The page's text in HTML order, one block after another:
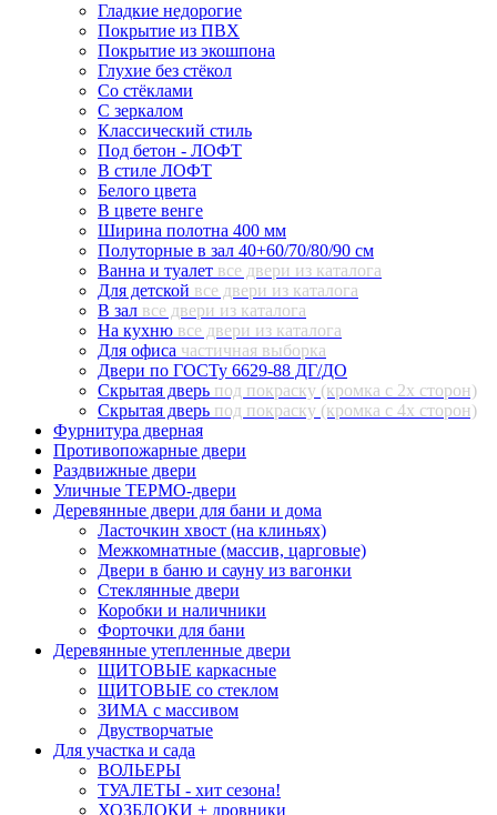
Гладкие недорогие
Покрытие из ПВХ
Покрытие из экошпона
Глухие без стёкол
Со стёклами
С зеркалом
Классический стиль
Под бетон - ЛОФТ
В стиле ЛОФТ
Белого цвета
В цвете венге
Ширина полотна 400 мм
Полуторные в зал 40+60/70/80/90 см
Ванна и туалет все двери из каталога
Для детской все двери из каталога
В зал все двери из каталога
На кухню все двери из каталога
Для офиса частичная выборка
Двери по ГОСТу 6629-88 ДГ/ДО
Скрытая дверь под покраску (кромка с 2х сторон)
Скрытая дверь под покраску (кромка с 4х сторон)
Фурнитура дверная
Противопожарные двери
Раздвижные двери
Уличные ТЕРМО-двери
Деревянные двери для бани и дома
Ласточкин хвост (на клиньях)
Межкомнатные (массив, царговые)
Двери в баню и сауну из вагонки
Стеклянные двери
Коробки и наличники
Форточки для бани
Деревянные утепленные двери
ЩИТОВЫЕ каркасные
ЩИТОВЫЕ со стеклом
ЗИМА с массивом
Двустворчатые
Для участка и сада
ВОЛЬЕРЫ
ТУАЛЕТЫ - хит сезона!
ХОЗБЛОКИ + дровники